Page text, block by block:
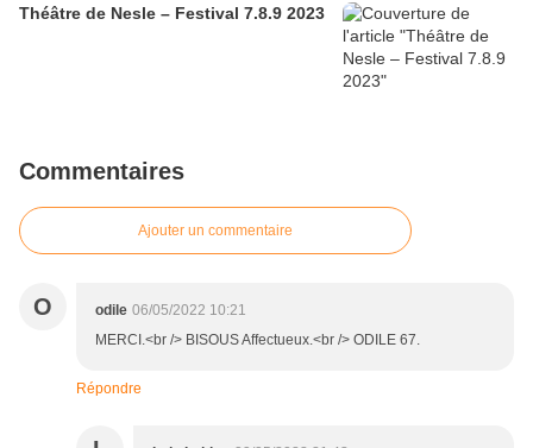
Théâtre de Nesle – Festival 7.8.9 2023
Commentaires
Ajouter un commentaire
O odile 06/05/2022 10:21
MERCI.<br /> BISOUS Affectueux.<br /> ODILE 67.
Répondre